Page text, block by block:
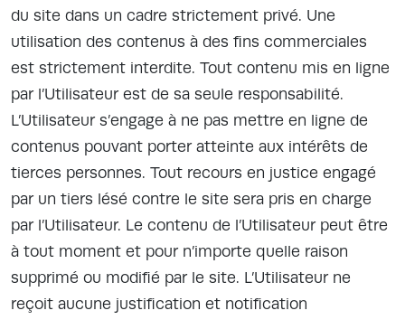
du site dans un cadre strictement privé. Une
utilisation des contenus à des fins commerciales
est strictement interdite. Tout contenu mis en ligne
par l’Utilisateur est de sa seule responsabilité.
L’Utilisateur s’engage à ne pas mettre en ligne de
contenus pouvant porter atteinte aux intérêts de
tierces personnes. Tout recours en justice engagé
par un tiers lésé contre le site sera pris en charge
par l’Utilisateur. Le contenu de l’Utilisateur peut être
à tout moment et pour n’importe quelle raison
supprimé ou modifié par le site. L’Utilisateur ne
reçoit aucune justification et notification